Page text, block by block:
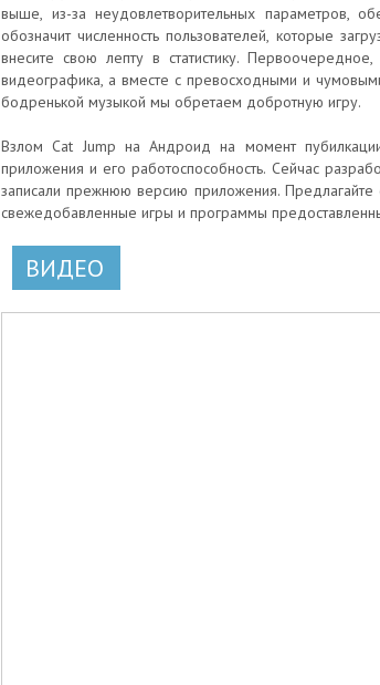
выше, из-за неудовлетворительных параметров,
обозначит численность пользователей, которые
внесите свою лепту в статистику.
видеографика, а вместе с превосходными и
бодренькой музыкой мы обретаем добротную игру.
Взлом Cat Jump на Андроид на момент
приложения и его работоспособность. Сейчас
записали прежнюю версию приложения. Предлагайте
свежедобавленные игры и программы
ВИДЕО